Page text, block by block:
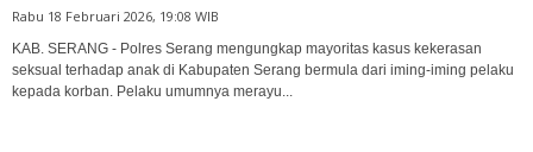
Rabu 18 Februari 2026, 19:08 WIB
KAB. SERANG - Polres Serang mengungkap mayoritas kasus kekerasan
seksual terhadap anak di Kabupaten Serang bermula dari iming-iming pelaku
kepada korban. Pelaku umumnya merayu...